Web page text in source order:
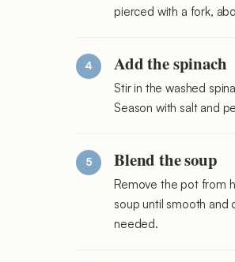
pierced with a fork,
Add the spinach
Stir in the washed
Season with salt and
Blend the soup
Remove the pot from
soup until smooth and
needed.